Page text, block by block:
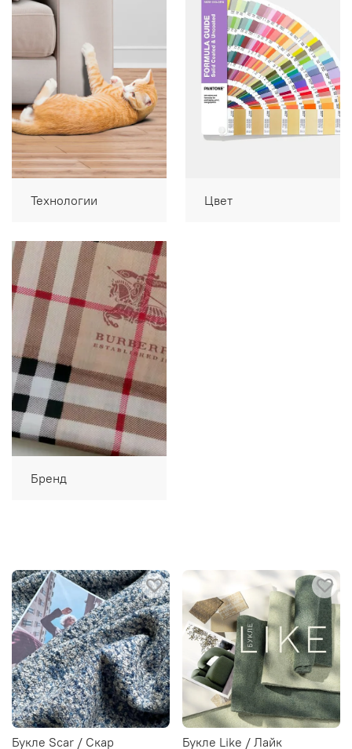
Технологии Цвет
Бренд
Букле Scar / Скар Букле Like / Лайк